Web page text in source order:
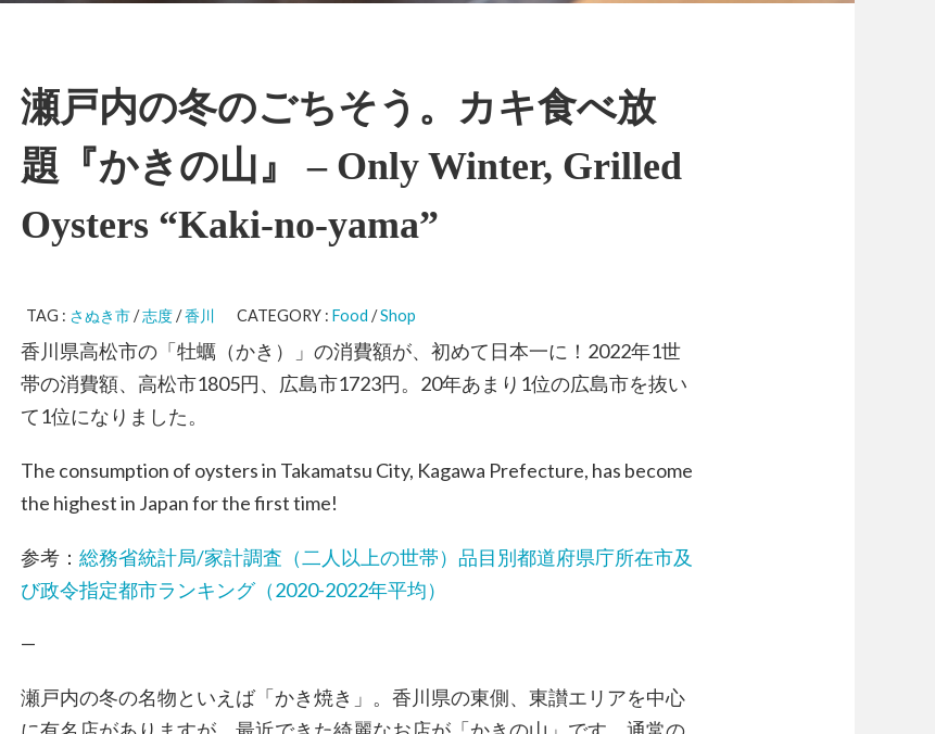
瀬戸内の冬のごちそう。カキ食べ放
題『かきの山』 – Only Winter, Grilled
Oysters “Kaki-no-yama”
TAG : さぬき市/志度/香川 CATEGORY : Food /Shop
香川県高松市の「牡蠣（かき）」の消費額が、初めて日本一に！2022年1世
帯の消費額、高松市1805円、広島市1723円。20年あまり1位の広島市を抜い
て1位になりました。
The consumption of oysters in Takamatsu City, Kagawa Prefecture, has become
the highest in Japan for the first time!
参考： 総務省統計局/家計調査（二人以上の世帯）品目別都道府県庁所在市及
び政令指定都市ランキング（2020-2022年平均）
—
瀬戸内の冬の名物といえば「かき焼き」。香川県の東側、東讃エリアを中心